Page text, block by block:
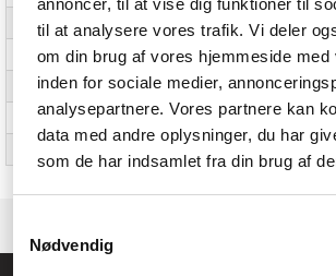
til at analysere vores trafik. Vi deler
om din brug af vores hjemmeside med
inden for sociale medier,
analysepartnere. Vores partnere kan
data med andre oplysninger, du har
som de har indsamlet fra din brug af
Nødvendig
Udstyr inkluderet USB-C strømadapter
Overensstemmelsesstandarder RoHS, REACH, Energy Star 8.0
Dimensioner (B x D x H) 31.52 cm x 22.34 cm x 1.86 cm
Vægt 1.4 kg